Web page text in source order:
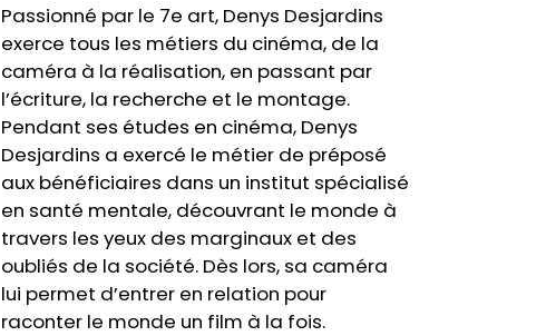
Passionné par le 7e art, Denys Desjardins
exerce tous les métiers du cinéma, de la
caméra à la réalisation, en passant par
l’écriture, la recherche et le montage.
Pendant ses études en cinéma, Denys
Desjardins a exercé le métier de préposé
aux bénéficiaires dans un institut spécialisé
en santé mentale, découvrant le monde à
travers les yeux des marginaux et des
oubliés de la société. Dès lors, sa caméra
lui permet d’entrer en relation pour
raconter le monde un film à la fois.